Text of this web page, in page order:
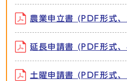
農業申立書 (PDF形式
延長申請書 (PDF形式
土曜申請書 (PDF形式